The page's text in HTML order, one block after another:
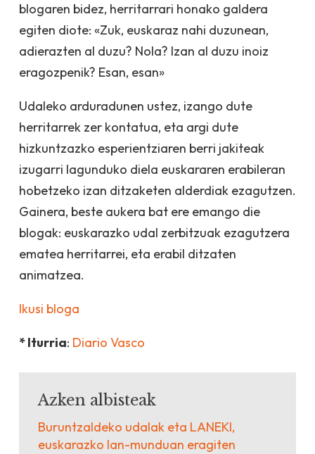
blogaren bidez, herritarrari honako galdera
egiten diote: «Zuk, euskaraz nahi duzunean,
adierazten al duzu? Nola? Izan al duzu inoiz
eragozpenik? Esan, esan»
Udaleko arduradunen ustez, izango dute
herritarrek zer kontatua, eta argi dute
hizkuntzazko esperientziaren berri jakiteak
izugarri lagunduko diela euskararen erabileran
hobetzeko izan ditzaketen alderdiak ezagutzen.
Gainera, beste aukera bat ere emango die
blogak: euskarazko udal zerbitzuak ezagutzera
ematea herritarrei, eta erabil ditzaten
animatzea.
Ikusi bloga
* Iturria: Diario Vasco
Azken albisteak
Buruntzaldeko udalak eta LANEKI,
euskarazko lan-munduan eragiten